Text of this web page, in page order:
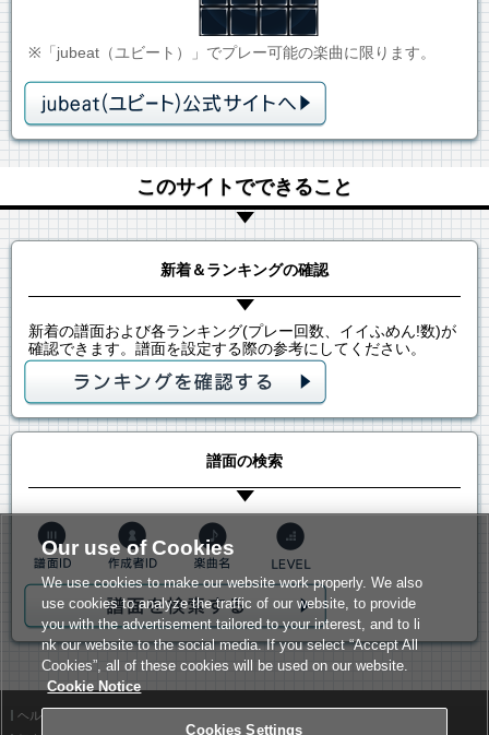
※「jubeat（ユビート）」でプレー可能の楽曲に限ります。
このサイトでできること
新着＆ランキングの確認
新着の譜面および各ランキング(プレー回数、イイふめん!数)が
確認できます。譜面を設定する際の参考にしてください。
譜面の検索
ヘルプ
Our use of Cookies
We use cookies to make our website work properly. We also
use cookies to analyze the traffic of our website, to provide
you with the advertisement tailored to your interest, and to li
nk our website to the social media. If you select “Accept All
Cookies”, all of these cookies will be used on our website.
Cookie Notice
Cookies Settings